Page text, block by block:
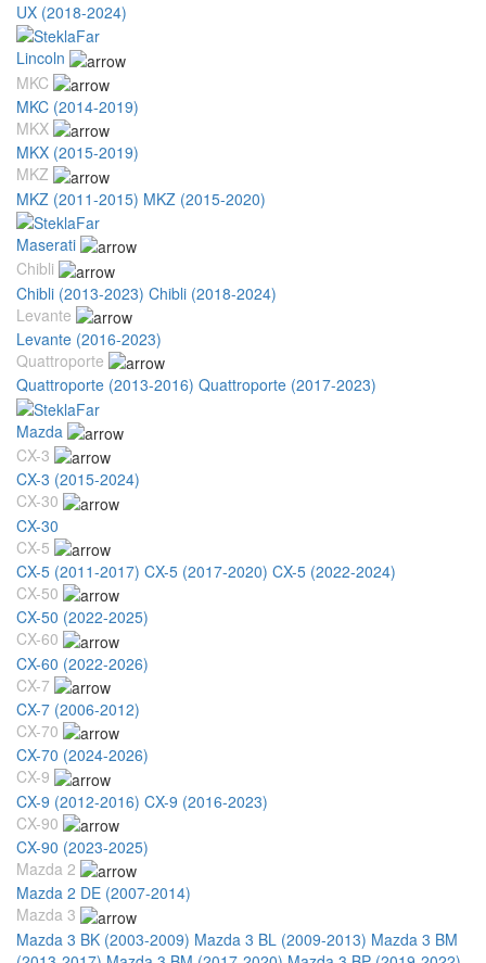
UX (2018-2024)
Lincoln
MKC
MKC (2014-2019)
MKX
MKX (2015-2019)
MKZ
MKZ (2011-2015) MKZ (2015-2020)
Maserati
Chibli
Chibli (2013-2023) Chibli (2018-2024)
Levante
Levante (2016-2023)
Quattroporte
Quattroporte (2013-2016) Quattroporte (2017-2023)
Mazda
CX-3
CX-3 (2015-2024)
CX-30
CX-30
CX-5
CX-5 (2011-2017) CX-5 (2017-2020) CX-5 (2022-2024)
CX-50
CX-50 (2022-2025)
CX-60
CX-60 (2022-2026)
CX-7
CX-7 (2006-2012)
CX-70
CX-70 (2024-2026)
CX-9
CX-9 (2012-2016) CX-9 (2016-2023)
CX-90
CX-90 (2023-2025)
Mazda 2
Mazda 2 DE (2007-2014)
Mazda 3
Mazda 3 BK (2003-2009) Mazda 3 BL (2009-2013) Mazda 3 BM